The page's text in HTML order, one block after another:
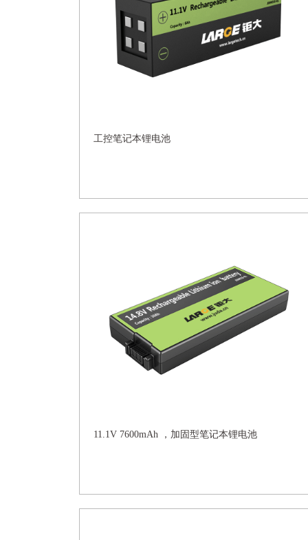
工控笔记本锂电池
11.1V 7600mAh ，加固型笔记本锂电池